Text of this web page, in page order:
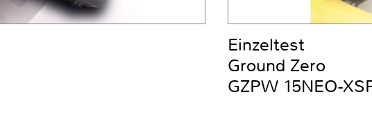
Einzeltest
Ground Zero
GZPW 15NEO-